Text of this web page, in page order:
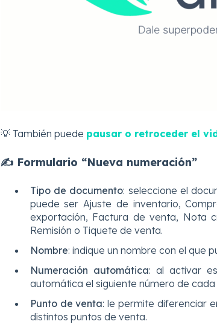
💡 También puede pausar o retroceder el
✍️ Formulario “Nueva numeración”
Tipo de documento: seleccione el
puede ser Ajuste de inventario,
exportación, Factura de venta, Nota
Remisión o Tiquete de venta.
Nombre: indique un nombre con el que
Numeración automática: al activar
automática el siguiente número de
Punto de venta: le permite diferenciar
distintos puntos de venta.